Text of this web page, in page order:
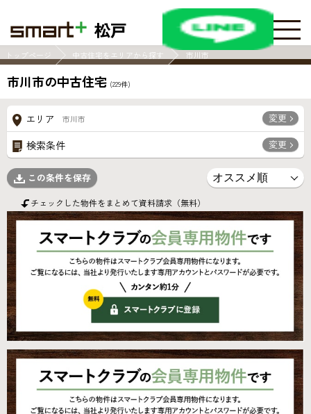
松戸
トップページ 中古住宅をエリアから探す 市川市
市川市の中古住宅 (229件)
エリア 市川市 変更
検索条件 変更
この条件を保存
チェックした物件をまとめて資料請求（無料）